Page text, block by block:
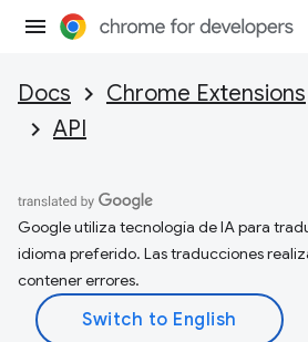
Docs Chrome Extensions
API
Google utiliza tecnología de IA para
idioma preferido. Las traducciones
contener errores.